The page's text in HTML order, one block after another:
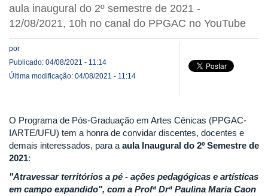
aula inaugural do 2º semestre de 2021 -
12/08/2021, 10h no canal do PPGAC no YouTube
por
Publicado: 04/08/2021 - 11:14
Última modificação: 04/08/2021 - 11:14
O Programa de Pós-Graduação em Artes Cênicas (PPGAC-
IARTE/UFU) tem a honra de convidar discentes, docentes e
demais interessados, para a aula Inaugural do 2º Semestre de
2021:
"Atravessar territórios a pé - ações pedagógicas e artísticas
em campo expandido", com a Profª Drª Paulina Maria Caon